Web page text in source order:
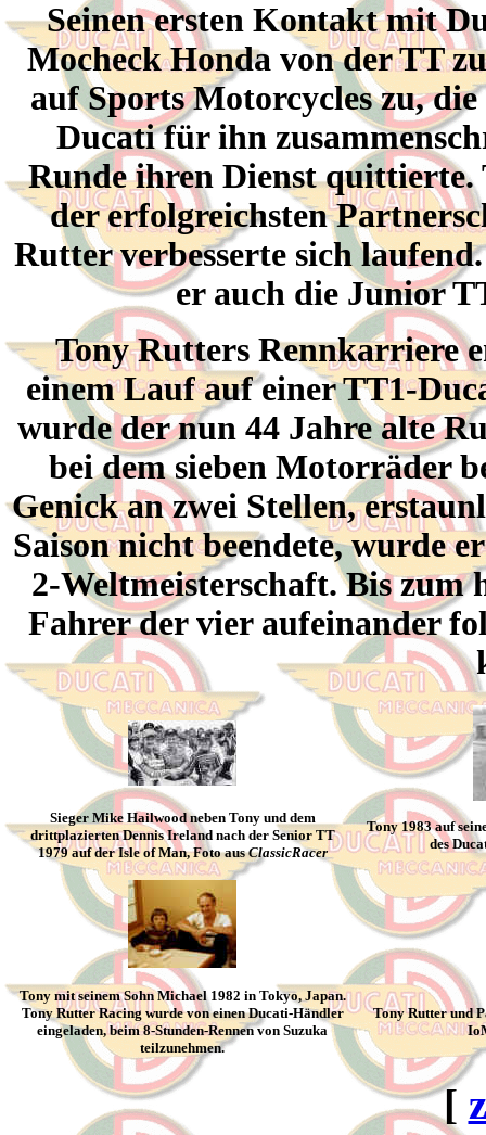
Seinen ersten Kontakt mit
Mocheck Honda von der TT
auf Sports Motorcycles zu,
Ducati für ihn
Runde ihren Dienst quittierte.
der erfolgreichsten
Rutter verbesserte sich
er auch die Junior
Tony Rutters Rennkarriere
einem Lauf auf einer TT1-
wurde der nun 44 Jahre alte
bei dem sieben Motorräder
Genick an zwei Stellen,
Saison nicht beendete, wurde
2-Weltmeisterschaft. Bis zum
Fahrer der vier aufeinander
Sieger Mike Hailwood neben Tony und dem
drittplazierten Dennis Ireland nach der Senior TT
1979 auf der Isle of Man, Foto ausClassicRacer
Tony 1983 auf
des
Tony mit seinem Sohn Michael 1982 in Tokyo, Japan.
Tony Rutter Racing wurde von einen Ducati-Händler
eingeladen, beim 8-Stunden-Rennen von Suzuka
teilzunehmen.
Tony Rutter und
[